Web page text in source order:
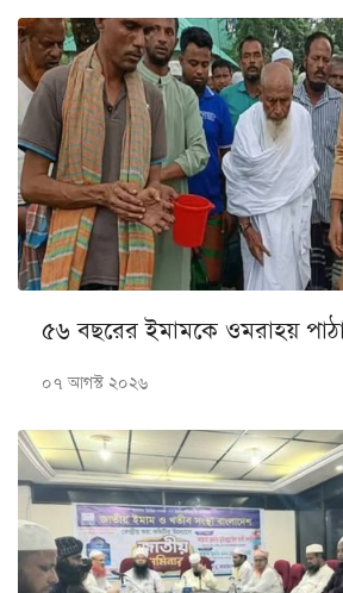
৫৬ বছরের ইমামকে ওমরাহয়
০৭ আগস্ট ২০২৬